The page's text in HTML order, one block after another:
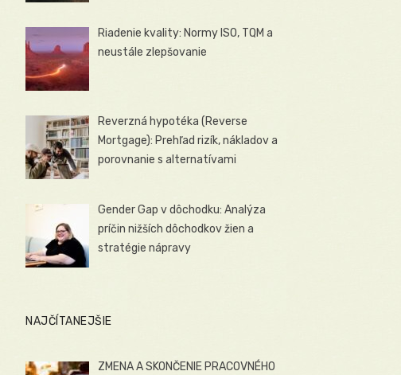
Riadenie kvality: Normy ISO, TQM a
neustále zlepšovanie
Reverzná hypotéka (Reverse
Mortgage): Prehľad rizík, nákladov a
porovnanie s alternatívami
Gender Gap v dôchodku: Analýza
príčin nižších dôchodkov žien a
stratégie nápravy
NAJČÍTANEJŠIE
ZMENA A SKONČENIE PRACOVNÉHO